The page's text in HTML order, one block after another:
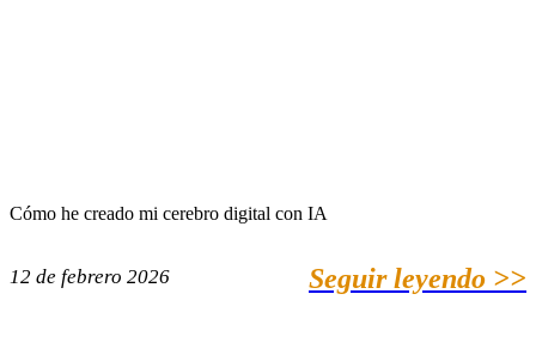
Cómo he creado mi cerebro digital con IA
12 de febrero 2026 Seguir leyendo >>